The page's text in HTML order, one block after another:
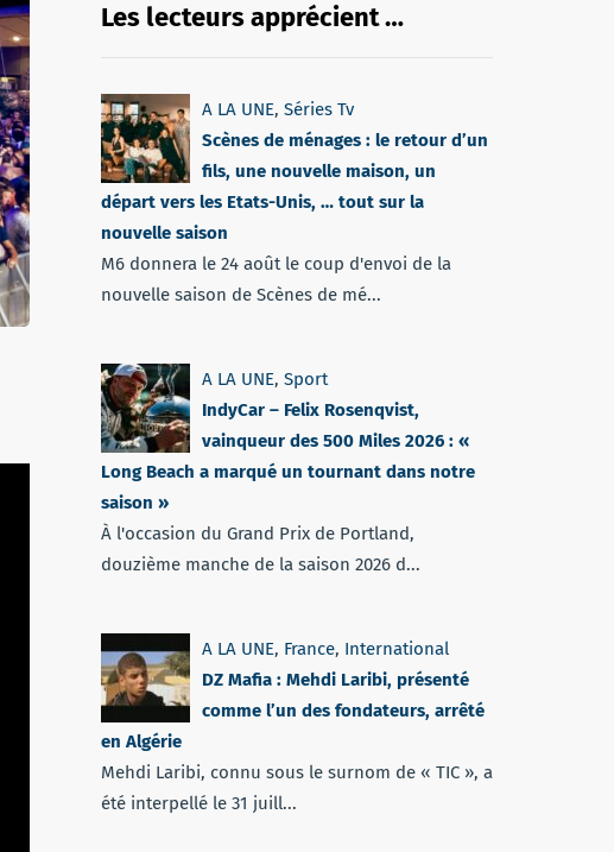
Les lecteurs apprécient …
A LA UNE, Séries Tv
Scènes de ménages : le retour d’un
fils, une nouvelle maison, un
départ vers les Etats-Unis, … tout sur la
nouvelle saison
M6 donnera le 24 août le coup d'envoi de la
nouvelle saison de Scènes de mé...
A LA UNE, Sport
IndyCar – Felix Rosenqvist,
vainqueur des 500 Miles 2026 : «
Long Beach a marqué un tournant dans notre
saison »
À l'occasion du Grand Prix de Portland,
douzième manche de la saison 2026 d...
A LA UNE, France, International
DZ Mafia : Mehdi Laribi, présenté
comme l’un des fondateurs, arrêté
en Algérie
Mehdi Laribi, connu sous le surnom de « TIC », a
été interpellé le 31 juill...